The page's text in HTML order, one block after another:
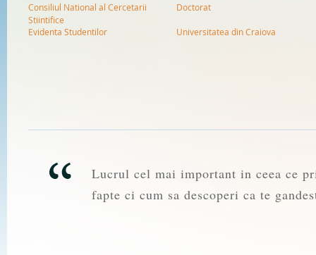
Consiliul National al Cercetarii
Stiintifice
Doctorat
Evidenta Studentilor Universitatea din Craiova
Lucrul cel mai important in ceea ce
fapte ci cum sa descoperi ca te